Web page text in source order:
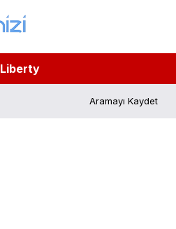
Liberty
Aramayı Kaydet